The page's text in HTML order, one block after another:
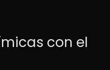
con el